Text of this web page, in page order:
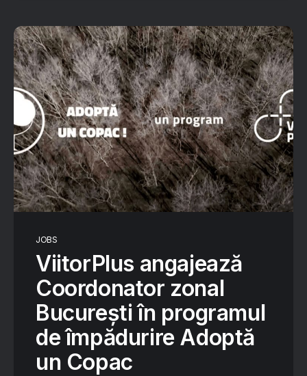
JOBS
ViitorPlus angajează
Coordonator zonal
București în programul
de împădurire Adoptă
un Copac